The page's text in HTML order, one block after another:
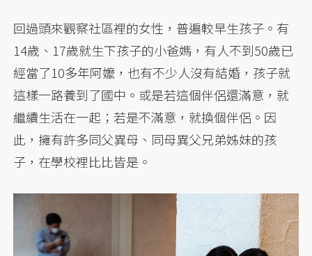
回過頭來觀察社區裡的女性，普遍較早生孩子。有
14歲、17歲就生下孩子的小爸媽，有人不到50歲已
經當了10多年阿嬤，也有不少人沒有結婚，孩子就
這樣一路養到了國中。或是若這個伴侶還滿意，就
繼續生活在一起；若是不滿意，就換個伴侶。因
此，擁有許多同父異母、同母異父兄弟姊妹的孩
子，在學校裡比比皆是。